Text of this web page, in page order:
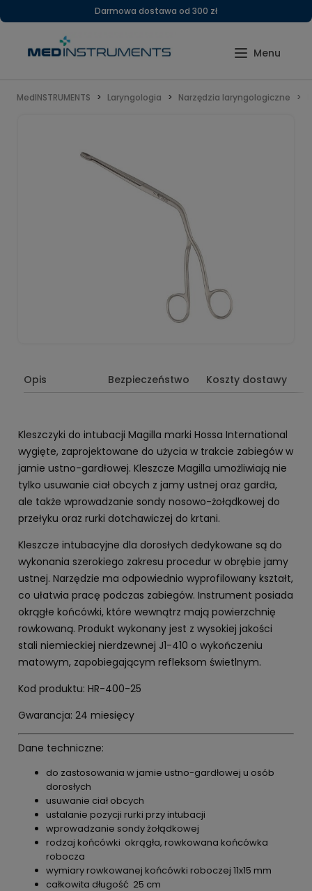
Darmowa dostawa od 300 zł
MedINSTRUMENTS Laryngologia Narzędzia laryngologiczne
Opis Bezpieczeństwo Koszty dostawy
Kleszczyki do intubacji Magilla marki Hossa International
wygięte, zaprojektowane do użycia w trakcie zabiegów w
jamie ustno-gardłowej. Kleszcze Magilla umożliwiają nie
tylko usuwanie ciał obcych z jamy ustnej oraz gardła,
ale także wprowadzanie sondy nosowo-żołądkowej do
przełyku oraz rurki dotchawiczej do krtani.
Kleszcze intubacyjne dla dorosłych dedykowane są do
wykonania szerokiego zakresu procedur w obrębie jamy
ustnej. Narzędzie ma odpowiednio wyprofilowany kształt,
co ułatwia pracę podczas zabiegów. Instrument posiada
okrągłe końcówki, które wewnątrz mają powierzchnię
rowkowaną. Produkt wykonany jest z wysokiej jakości
stali niemieckiej nierdzewnej J1-410 o wykończeniu
matowym, zapobiegającym refleksom świetlnym.
Kod produktu: HR-400-25
Gwarancja: 24 miesięcy
Dane techniczne:
do zastosowania w jamie ustno-gardłowej u osób
dorosłych
usuwanie ciał obcych
ustalanie pozycji rurki przy intubacji
wprowadzanie sondy żołądkowej
rodzaj końcówki okrągła, rowkowana końcówka
robocza
wymiary rowkowanej końcówki roboczej 11x15 mm
całkowita długość 25 cm